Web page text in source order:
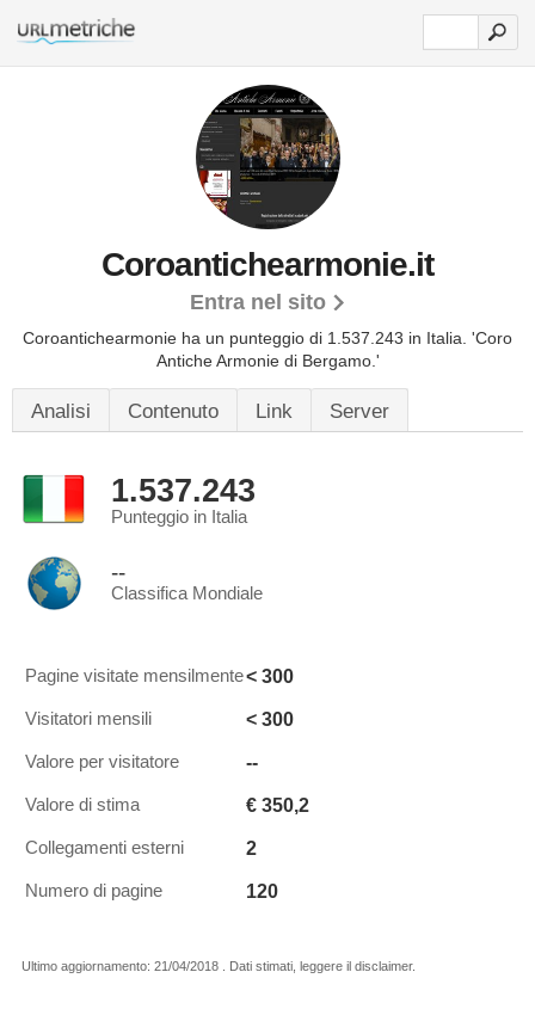
Coroantichearmonie.it
Entra nel sito
Coroantichearmonie ha un punteggio di 1.537.243 in Italia. 'Coro
Antiche Armonie di Bergamo.'
Analisi Contenuto Link Server
1.537.243
Punteggio in Italia
--
Classifica Mondiale
Pagine visitate mensilmente< 300
Visitatori mensili < 300
Valore per visitatore --
Valore di stima € 350,2
Collegamenti esterni 2
Numero di pagine 120
Ultimo aggiornamento: 21/04/2018 . Dati stimati, leggere il disclaimer.